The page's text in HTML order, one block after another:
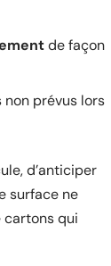
de façon
prévus lors
d’anticiper
surface ne
cartons qui